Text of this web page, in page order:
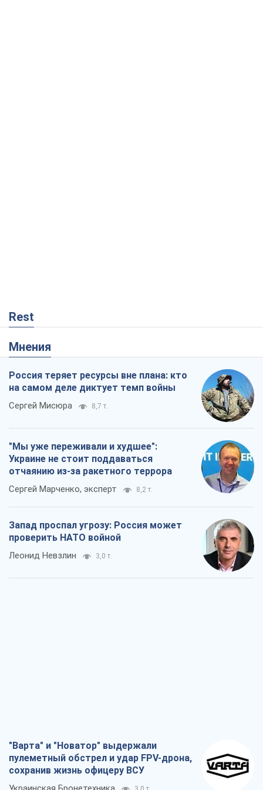
Rest
Мнения
Россия теряет ресурсы вне плана: кто
на самом деле диктует темп войны
Сергей Мисюра 8,7 т.
"Мы уже переживали и худшее":
Украине не стоит поддаваться
отчаянию из-за ракетного террора
Сергей Марченко, эксперт 8,2 т.
Запад проспал угрозу: Россия может
проверить НАТО войной
Леонид Невзлин 3,0 т.
"Варта" и "Новатор" выдержали
пулеметный обстрел и удар FPV-дрона,
сохранив жизнь офицеру ВСУ